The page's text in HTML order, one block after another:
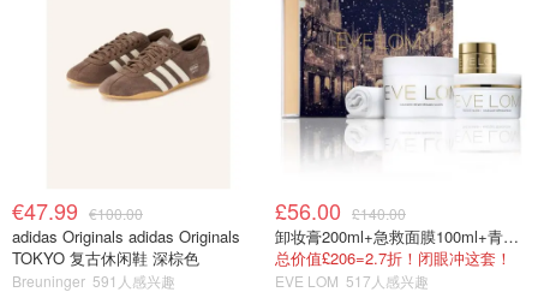
€47.99 €100.00
adidas Originals adidas Originals
TOKYO 复古休闲鞋 深棕色
Breuninger 591人感兴趣
£56.00 £140.00
卸妆膏200ml+急救面膜100ml+青春面霜15ml
总价值£206=2.7折！闭眼冲这套！
EVE LOM 517人感兴趣